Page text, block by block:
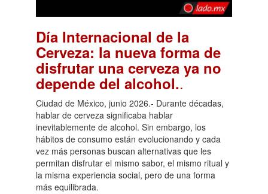
Día Internacional de la
Cerveza: la nueva forma de
disfrutar una cerveza ya no
depende del alcohol..
Ciudad de México, junio 2026.- Durante décadas,
hablar de cerveza significaba hablar
inevitablemente de alcohol. Sin embargo, los
hábitos de consumo están evolucionando y cada
vez más personas buscan alternativas que les
permitan disfrutar el mismo sabor, el mismo ritual y
la misma experiencia social, pero de una forma
más equilibrada.